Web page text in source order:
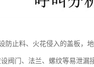
止料、火花侵入的盖板，
阀门、法兰、螺纹等易泄